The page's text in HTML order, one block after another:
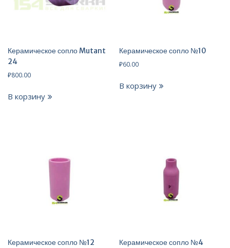
Керамическое сопло Mutant
24
₽800.00
В корзину
Керамическое сопло №10
₽60.00
В корзину
Керамическое сопло №12 Керамическое сопло №4